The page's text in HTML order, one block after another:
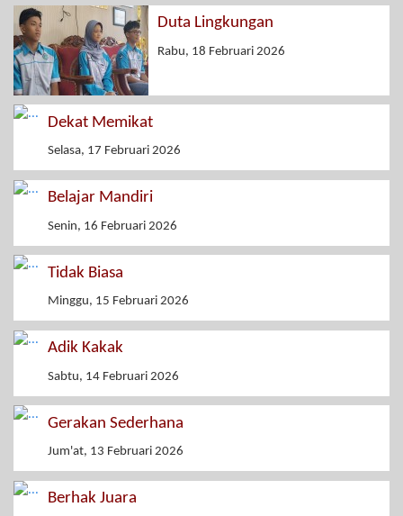
Duta Lingkungan
Rabu, 18 Februari 2026
Dekat Memikat
Selasa, 17 Februari 2026
Belajar Mandiri
Senin, 16 Februari 2026
Tidak Biasa
Minggu, 15 Februari 2026
Adik Kakak
Sabtu, 14 Februari 2026
Gerakan Sederhana
Jum'at, 13 Februari 2026
Berhak Juara